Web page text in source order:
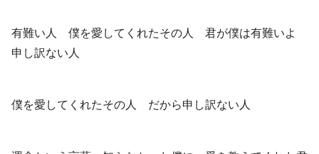
有難い人 僕を愛してくれたその人 君が僕は有難いよ
申し訳ない人
僕を愛してくれたその人 だから申し訳ない人